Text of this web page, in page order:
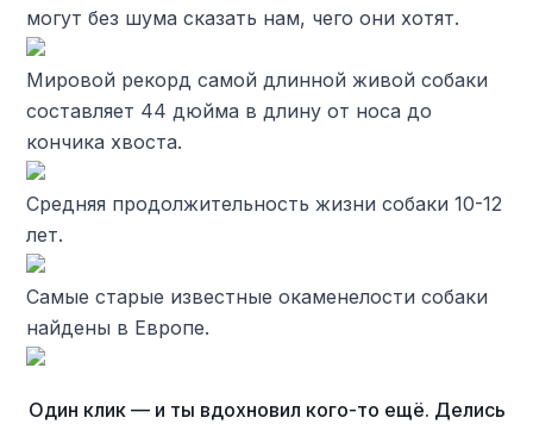
могут без шума сказать нам, чего они хотят.
Мировой рекорд самой длинной живой собаки
составляет 44 дюйма в длину от носа до
кончика хвоста.
Средняя продолжительность жизни собаки 10-12
лет.
Самые старые известные окаменелости собаки
найдены в Европе.